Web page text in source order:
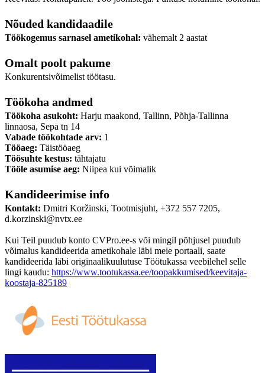
Nõuded kandidaadile
Töökogemus sarnasel ametikohal: vähemalt 2 aastat
Omalt poolt pakume
Konkurentsivõimelist töötasu.
Töökoha andmed
Töökoha asukoht: Harju maakond, Tallinn, Põhja-Tallinna
linnaosa, Sepa tn 14
Vabade töökohtade arv: 1
Tööaeg: Täistööaeg
Töösuhte kestus: tähtajatu
Tööle asumise aeg: Niipea kui võimalik
Kandideerimise info
Kontakt: Dmitri Koržinski, Tootmisjuht, +372 557 7205,
d.korzinski@nvtx.ee
Kui Teil puudub konto CVPro.ee-s või mingil põhjusel puudub
võimalus kandideerida ametikohale läbi meie portaali, saate
kandideerida läbi originaalikuulutuse Töötukassa veebilehel selle
lingi kaudu: https://www.tootukassa.ee/toopakkumised/keevitaja-
koostaja-825189